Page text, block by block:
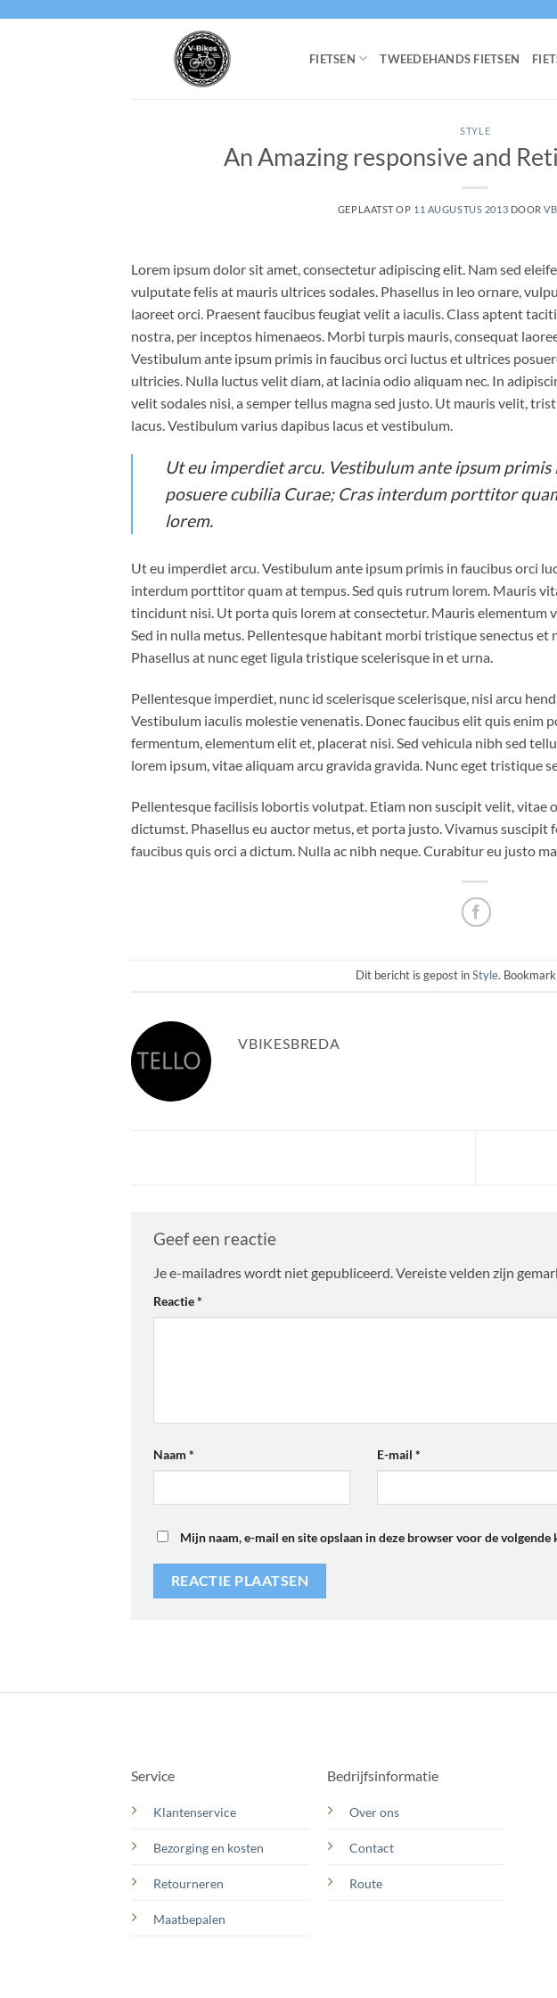
FIETSEN TWEEDEHANDS FIETSEN
STYLE
An Amazing responsive and
GEPLAATST OP 11 AUGUSTUS 2013 DOOR
Lorem ipsum dolor sit amet, consectetur adipiscing elit. Nam sed
vulputate felis at mauris ultrices sodales. Phasellus in leo ornare,
laoreet orci. Praesent faucibus feugiat velit a iaculis. Class aptent
nostra, per inceptos himenaeos. Morbi turpis mauris, consequat
Vestibulum ante ipsum primis in faucibus orci luctus et ultrices
ultricies. Nulla luctus velit diam, at lacinia odio aliquam nec. In
velit sodales nisi, a semper tellus magna sed justo. Ut mauris velit,
lacus. Vestibulum varius dapibus lacus et vestibulum.
Ut eu imperdiet arcu. Vestibulum ante ipsum
posuere cubilia Curae; Cras interdum porttitor
lorem.
Ut eu imperdiet arcu. Vestibulum ante ipsum primis in faucibus orci
interdum porttitor quam at tempus. Sed quis rutrum lorem. Mauris
tincidunt nisi. Ut porta quis lorem at consectetur. Mauris elementum
Sed in nulla metus. Pellentesque habitant morbi tristique senectus et
Phasellus at nunc eget ligula tristique scelerisque in et urna.
Pellentesque imperdiet, nunc id scelerisque scelerisque, nisi arcu
Vestibulum iaculis molestie venenatis. Donec faucibus elit quis enim
fermentum, elementum elit et, placerat nisi. Sed vehicula nibh sed
lorem ipsum, vitae aliquam arcu gravida gravida. Nunc eget tristique
Pellentesque facilisis lobortis volutpat. Etiam non suscipit velit, vitae
dictumst. Phasellus eu auctor metus, et porta justo. Vivamus suscipit
faucibus quis orci a dictum. Nulla ac nibh neque. Curabitur eu justo
Dit bericht is gepost inStyle.
VBIKESBREDA
Geef een reactie
Je e-mailadres wordt niet gepubliceerd.Vereiste velden zijn
Reactie*
Naam * E-mail *
Mijn naam, e-mail en site opslaan in deze browser voor de
Service
Klantenservice
Bezorging en kosten
Retourneren
Maatbepalen
Bedrijfsinformatie
Over ons
Contact
Route